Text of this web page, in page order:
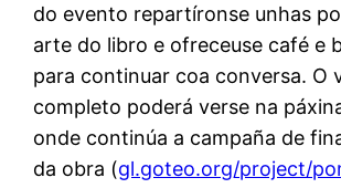
do evento repartíronse unhas
arte do libro e ofreceuse café e
para continuar coa conversa. O
completo poderá verse na
onde continúa a campaña de
da obra (gl.goteo.org/project/